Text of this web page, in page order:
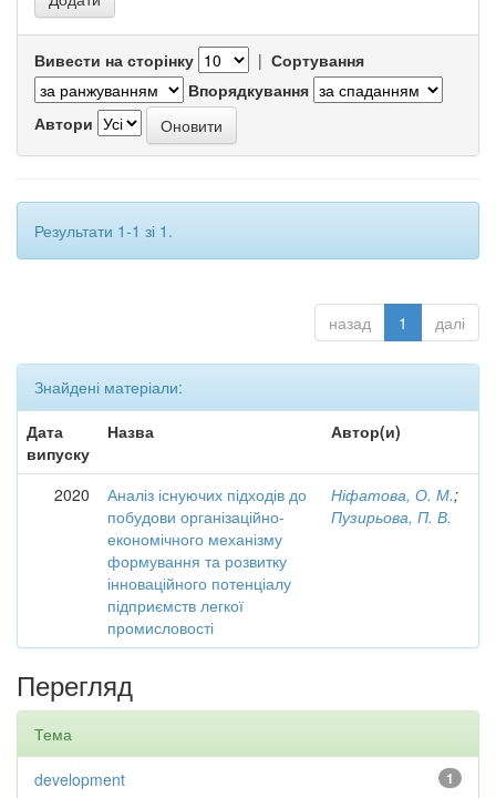
Вивести на сторінку | Сортування
Впорядкування
Автори
Результати 1-1 зі 1.
назад 1 далі
Знайдені матеріали:
Дата
випуску
Назва Автор(и)
2020
Аналіз існуючих підходів до
побудови організаційно-
економічного механізму
формування та розвитку
інноваційного потенціалу
підприємств легкої
промисловості
Ніфатова, О. М.;
Пузирьова, П. В.
Перегляд
Тема
1
development